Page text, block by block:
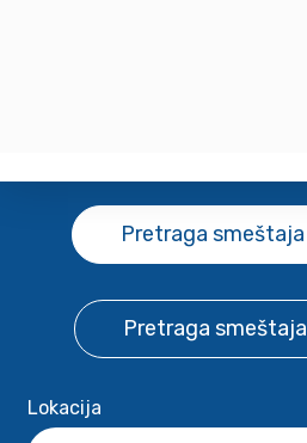
Pretraga smeštaja
Pretraga smeštaja
Lokacija